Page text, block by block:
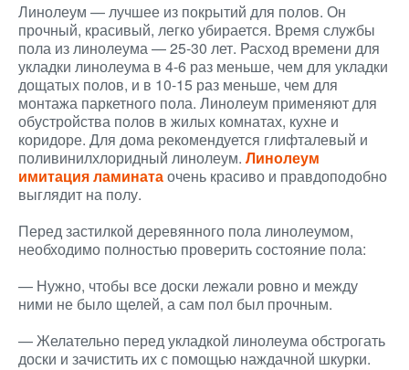
Линолеум — лучшее из покрытий для полов. Он
прочный, красивый, легко убирается. Время службы
пола из линолеума — 25-30 лет. Расход времени для
укладки линолеума в 4-6 раз меньше, чем для укладки
дощатых полов, и в 10-15 раз меньше, чем для
монтажа паркетного пола. Линолеум применяют для
обустройства полов в жилых комнатах, кухне и
коридоре. Для дома рекомендуется глифталевый и
поливинилхлоридный линолеум. Линолеум
имитация ламинатаочень красиво и правдоподобно
выглядит на полу.
Перед застилкой деревянного пола линолеумом,
необходимо полностью проверить состояние пола:
— Нужно, чтобы все доски лежали ровно и между
ними не было щелей, а сам пол был прочным.
— Желательно перед укладкой линолеума обстрогать
доски и зачистить их с помощью наждачной шкурки.